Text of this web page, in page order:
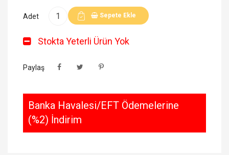
Adet Sepete Ekle
Stokta Yeterli Ürün Yok
Paylaş
Banka Havalesi/EFT Ödemelerine
(%2) İndirim